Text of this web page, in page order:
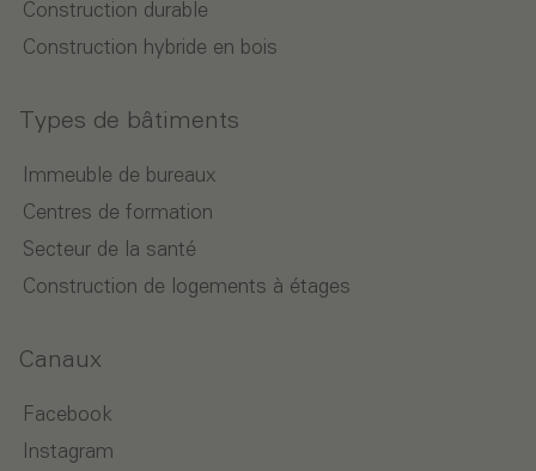
Construction durable
Construction hybride en bois
Types de bâtiments
Immeuble de bureaux
Centres de formation
Secteur de la santé
Construction de logements à étages
Canaux
Facebook
Instagram